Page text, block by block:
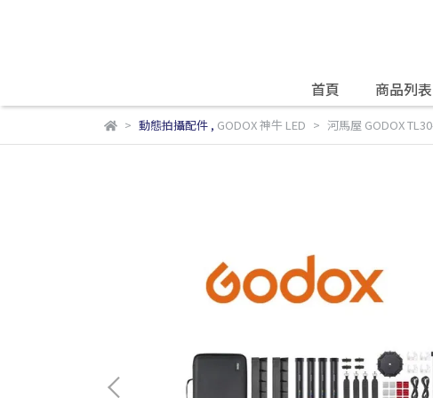
首頁 商品列表
動態拍攝配件, GODOX 神牛 LED 河馬屋 GODOX